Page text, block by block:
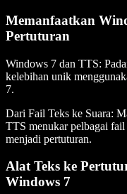
Memanfaatkan
Pertuturan
Windows 7 dan TTS:
kelebihan unik
7.
Dari Fail Teks ke Suara:
TTS menukar pelbagai
menjadi pertuturan.
Alat Teks ke
Windows 7